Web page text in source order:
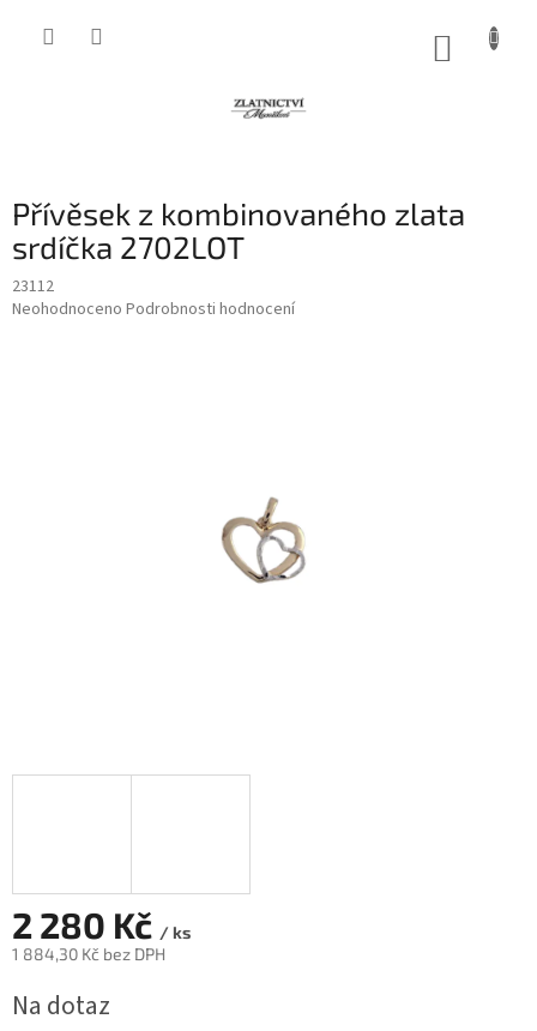
Přívěsek z kombinovaného zlata
srdíčka 2702LOT
23112
Průměrné
Neohodnoceno Podrobnosti hodnocení
2 280 Kč / ks
1 884,30 Kč bez DPH
cena:
Na dotaz